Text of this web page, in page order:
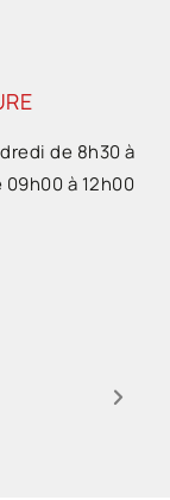
de 8h30 à
09h00 à 12h00